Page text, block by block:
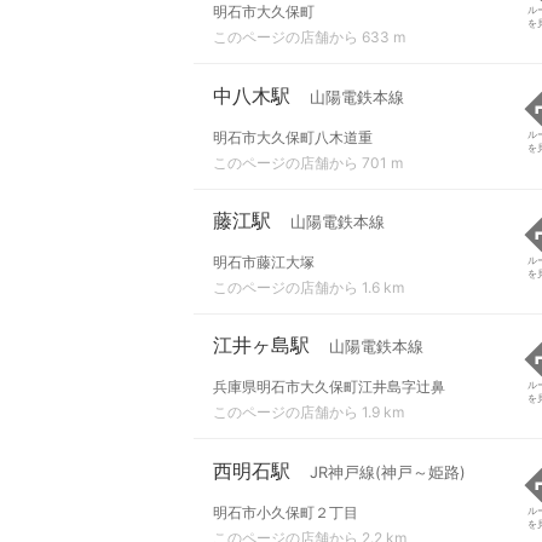
明石市大久保町
このページの店舗から 633 m
ル
を
中八木駅 山陽電鉄本線
明石市大久保町八木道重
このページの店舗から 701 m
ル
を
藤江駅 山陽電鉄本線
明石市藤江大塚
このページの店舗から 1.6 km
ル
を
江井ヶ島駅 山陽電鉄本線
兵庫県明石市大久保町江井島字辻鼻
このページの店舗から 1.9 km
ル
を
西明石駅 JR神戸線(神戸～姫路)
明石市小久保町２丁目
このページの店舗から 2.2 km
ル
を